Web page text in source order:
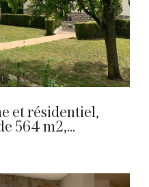
et résidentiel,
564 m2,...